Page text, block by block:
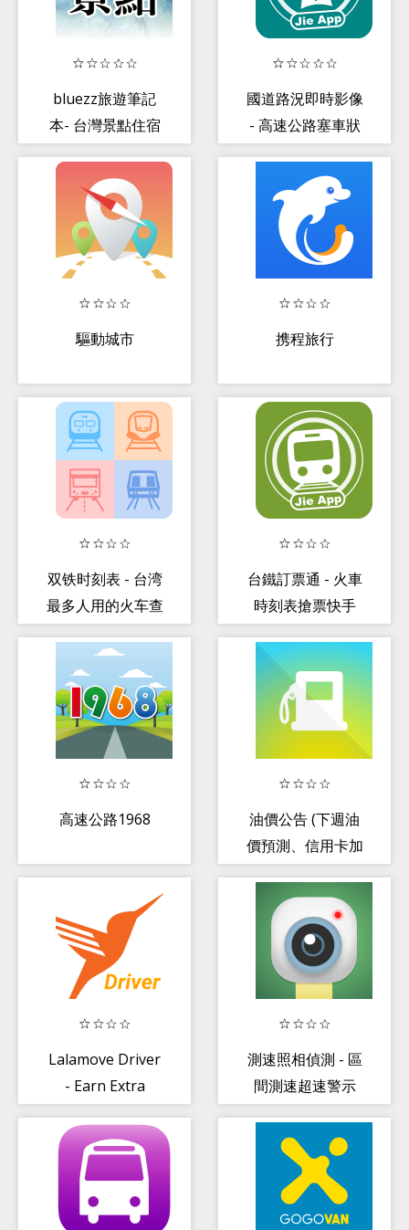
bluezz旅遊筆記
本- 台灣景點住宿
國道路況即時影像
- 高速公路塞車狀
驅動城市 携程旅行
双铁时刻表 - 台湾
最多人用的火车查
台鐵訂票通 - 火車
時刻表搶票快手
高速公路1968
油價公告 (下週油
價預測、信用卡加
站)
Lalamove Driver
- Earn Extra
測速照相偵測 - 區
間測速超速警示